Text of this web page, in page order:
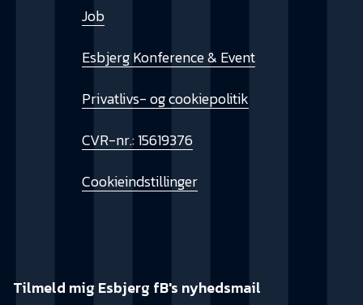
Job
Esbjerg Konference & Event
Privatlivs- og cookiepolitik
CVR-nr.: 15619376
Cookieindstillinger
Tilmeld mig Esbjerg fB's nyhedsmail